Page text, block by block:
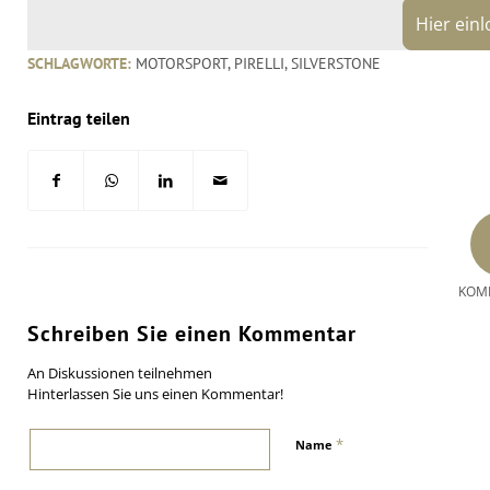
Hier
SCHLAGWORTE: MOTORSPORT, PIRELLI,SILVERSTONE
Eintrag teilen
Schreiben Sie einen Kommentar
An Diskussionen teilnehmen
Hinterlassen Sie uns einen Kommentar!
Name *